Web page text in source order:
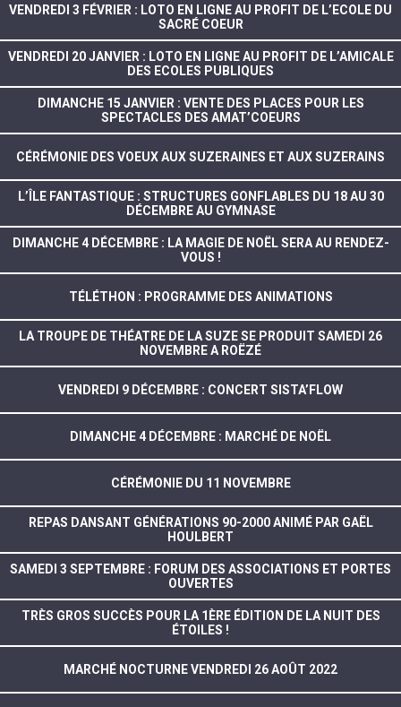
VENDREDI 3 FÉVRIER : LOTO EN LIGNE AU PROFIT DE L’ECOLE DU
SACRÉ COEUR
VENDREDI 20 JANVIER : LOTO EN LIGNE AU PROFIT DE L’AMICALE
DES ECOLES PUBLIQUES
DIMANCHE 15 JANVIER : VENTE DES PLACES POUR LES
SPECTACLES DES AMAT’COEURS
CÉRÉMONIE DES VOEUX AUX SUZERAINES ET AUX SUZERAINS
L’ÎLE FANTASTIQUE : STRUCTURES GONFLABLES DU 18 AU 30
DÉCEMBRE AU GYMNASE
DIMANCHE 4 DÉCEMBRE : LA MAGIE DE NOËL SERA AU RENDEZ-
VOUS !
TÉLÉTHON : PROGRAMME DES ANIMATIONS
LA TROUPE DE THÉATRE DE LA SUZE SE PRODUIT SAMEDI 26
NOVEMBRE A ROËZÉ
VENDREDI 9 DÉCEMBRE : CONCERT SISTA’FLOW
DIMANCHE 4 DÉCEMBRE : MARCHÉ DE NOËL
CÉRÉMONIE DU 11 NOVEMBRE
REPAS DANSANT GÉNÉRATIONS 90-2000 ANIMÉ PAR GAËL
HOULBERT
SAMEDI 3 SEPTEMBRE : FORUM DES ASSOCIATIONS ET PORTES
OUVERTES
TRÈS GROS SUCCÈS POUR LA 1ÈRE ÉDITION DE LA NUIT DES
ÉTOILES !
MARCHÉ NOCTURNE VENDREDI 26 AOÛT 2022